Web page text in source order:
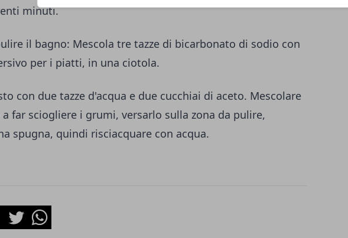
minuti.
il bagno: Mescola tre tazze di bicarbonato di sodio con
per i piatti, in una ciotola.
con due tazze d'acqua e due cucchiai di aceto. Mescolare
far sciogliere i grumi, versarlo sulla zona da pulire,
spugna, quindi risciacquare con acqua.
TwitterWhatsapp